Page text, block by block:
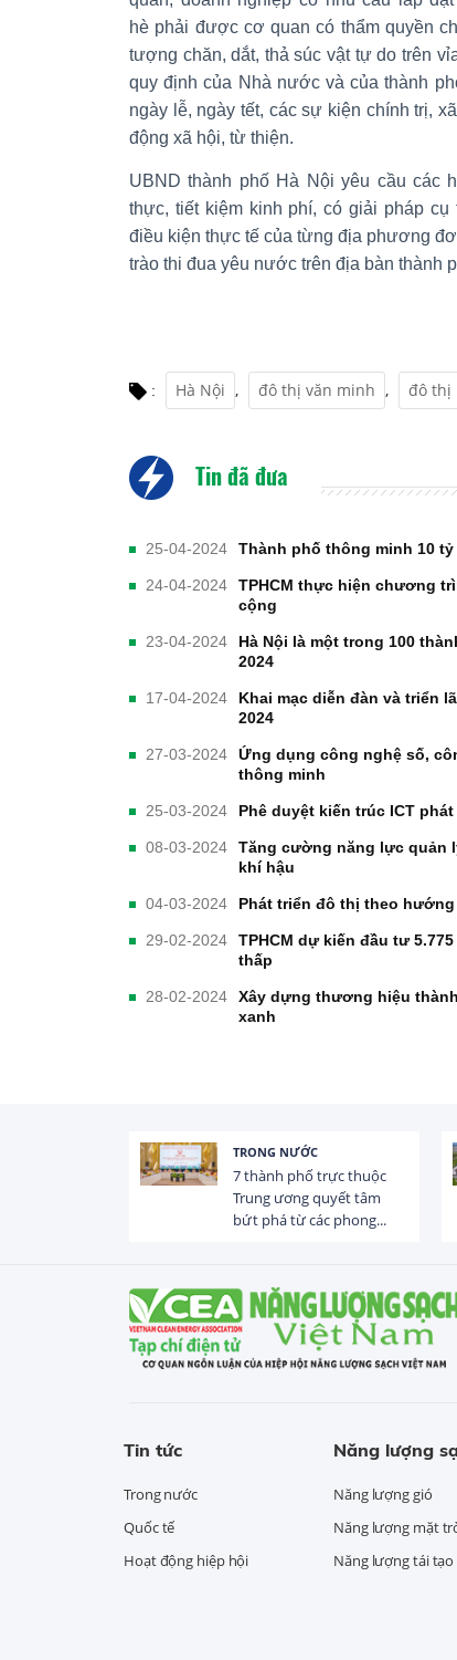
hè phải được cơ quan có thẩm quyền
tượng chăn, dắt, thả súc vật tự do trên
quy định của Nhà nước và của thành
ngày lễ, ngày tết, các sự kiện chính trị,
động xã hội, từ thiện.
UBND thành phố Hà Nội yêu cầu các
thực, tiết kiệm kinh phí, có giải pháp
điều kiện thực tế của từng địa phương
trào thi đua yêu nước trên địa bàn thành
: Hà Nội , đô thị văn minh , đô thị
Tin đã đưa
25-04-2024 Thành phố thông minh 10 tỷ
24-04-2024
TPHCM thực hiện chương
cộng
23-04-2024
Hà Nội là một trong 100
2024
17-04-2024
Khai mạc diễn đàn và triển
2024
27-03-2024
Ứng dụng công nghệ số,
thông minh
25-03-2024 Phê duyệt kiến trúc ICT
08-03-2024
Tăng cường năng lực quản
khí hậu
04-03-2024 Phát triển đô thị theo
29-02-2024
TPHCM dự kiến đầu tư
thấp
28-02-2024
Xây dựng thương hiệu
xanh
TRONG NƯỚC
7 thành phố trực thuộc
Trung ương quyết tâm
bứt phá từ các phong...
Tin tức
Trong nước
Quốc tế
Hoạt động hiệp hội
Năng lượng
Năng lượng gió
Năng lượng mặt
Năng lượng tái tạo